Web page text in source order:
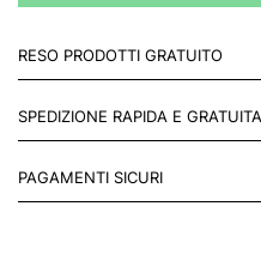
RESO PRODOTTI GRATUITO
Mettiti in contatto con noi
SPEDIZIONE RAPIDA E
del mondo.
PAGAMENTI SICURI